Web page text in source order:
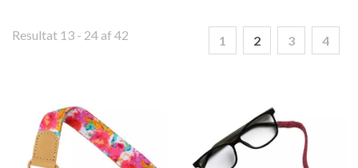
Resultat 13 - 24 af 42 1 2 3 4